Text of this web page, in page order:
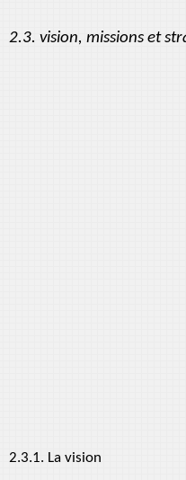
2.3. vision, missions et
2.3.1. La vision